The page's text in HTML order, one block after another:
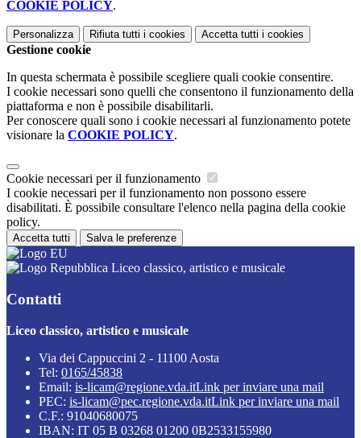
COOKIE POLICY.
Personalizza Rifiuta tutti i cookies Accetta tutti i cookies
Gestione cookie
In questa schermata è possibile scegliere quali cookie consentire.
I cookie necessari sono quelli che consentono il funzionamento della
piattaforma e non è possibile disabilitarli.
Per conoscere quali sono i cookie necessari al funzionamento potete
visionare la COOKIE POLICY.
Cookie necessari per il funzionamento
I cookie necessari per il funzionamento non possono essere
disabilitati. È possibile consultare l'elenco nella pagina della cookie
policy.
Accetta tutti Salva le preferenze
Liceo classico, artistico e musicale
Contatti
Liceo classico, artistico e musicale
Via dei Cappuccini 2 - 11100 Aosta
Tel: 0165/45838
Email: is-licam@regione.vda.itLink per inviare una mail
PEC: is-licam@pec.regione.vda.itLink per inviare una mail
C.F.: 91040680075
IBAN: IT 05 B 03268 01200 0B2533155980